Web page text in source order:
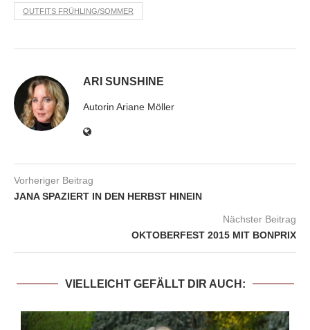
OUTFITS FRÜHLING/SOMMER
ARI SUNSHINE
Autorin Ariane Möller
Vorheriger Beitrag
JANA SPAZIERT IN DEN HERBST HINEIN
Nächster Beitrag
OKTOBERFEST 2015 MIT BONPRIX
VIELLEICHT GEFÄLLT DIR AUCH: